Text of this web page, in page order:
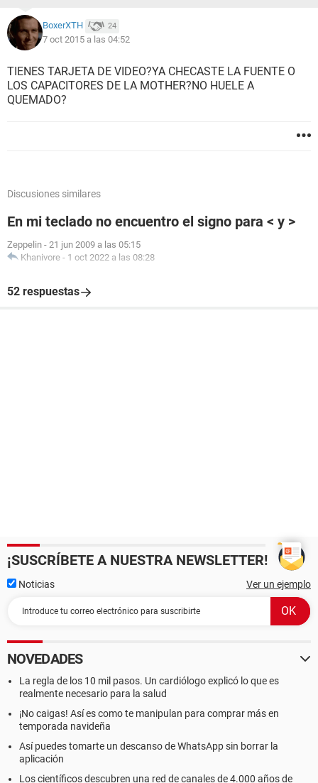
BoxerXTH 24
7 oct 2015 a las 04:52
TIENES TARJETA DE VIDEO?YA CHECASTE LA FUENTE O
LOS CAPACITORES DE LA MOTHER?NO HUELE A
QUEMADO?
Discusiones similares
En mi teclado no encuentro el signo para < y >
Zeppelin - 21 jun 2009 a las 05:15
Khanivore - 1 oct 2022 a las 08:28
52 respuestas
¡SUSCRÍBETE A NUESTRA NEWSLETTER!
Noticias Ver un ejemplo
NOVEDADES
La regla de los 10 mil pasos. Un cardiólogo explicó lo que es
realmente necesario para la salud
¡No caigas! Así es como te manipulan para comprar más en
temporada navideña
Así puedes tomarte un descanso de WhatsApp sin borrar la
aplicación
Los científicos descubren una red de canales de 4.000 años de